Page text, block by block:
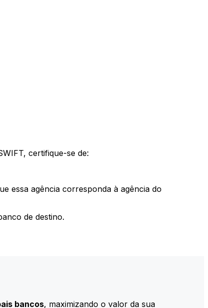
certifique-se de:
essa agência corresponda à agência do
de destino.
bancos, maximizando o valor da sua